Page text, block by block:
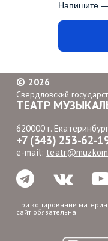
Напишите
© 2026
Свердловский
ТЕАТР
620000 г.
+7 (343) 253-62-
e-mail:
При копировании
сайт обязательна